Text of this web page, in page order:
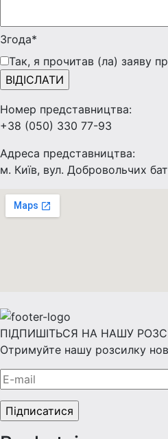
Згода*
Так, я прочитав (ла) заяву
Номер представництва:
+38 (050) 330 77-93
Адреса представництва:
м. Київ, вул. Добровольчих
ПІДПИШІТЬСЯ НА НАШУ
Отримуйте нашу розсилку